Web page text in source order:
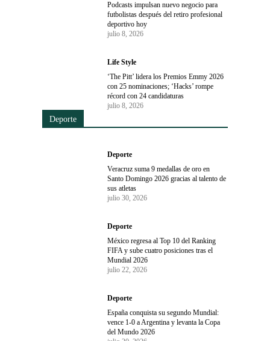
Podcasts impulsan nuevo negocio para
futbolistas después del retiro profesional
deportivo hoy
julio 8, 2026
Life Style
‘The Pitt’ lidera los Premios Emmy 2026
con 25 nominaciones; ‘Hacks’ rompe
récord con 24 candidaturas
julio 8, 2026
Deporte
Deporte
Veracruz suma 9 medallas de oro en
Santo Domingo 2026 gracias al talento de
sus atletas
julio 30, 2026
Deporte
México regresa al Top 10 del Ranking
FIFA y sube cuatro posiciones tras el
Mundial 2026
julio 22, 2026
Deporte
España conquista su segundo Mundial:
vence 1-0 a Argentina y levanta la Copa
del Mundo 2026